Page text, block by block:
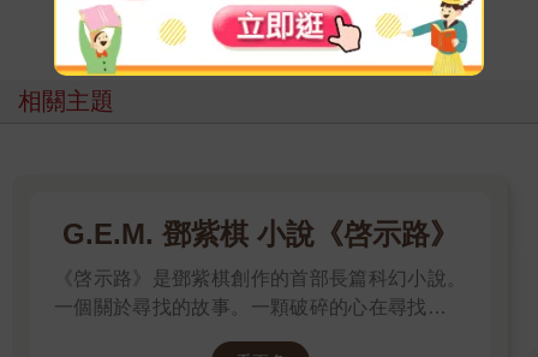
寫評價
相關主題
G.E.M. 鄧紫棋 小說《啓示路》
《啓示路》是鄧紫棋創作的首部長篇科幻小說。
一個關於尋找的故事。一顆破碎的心在尋找完整